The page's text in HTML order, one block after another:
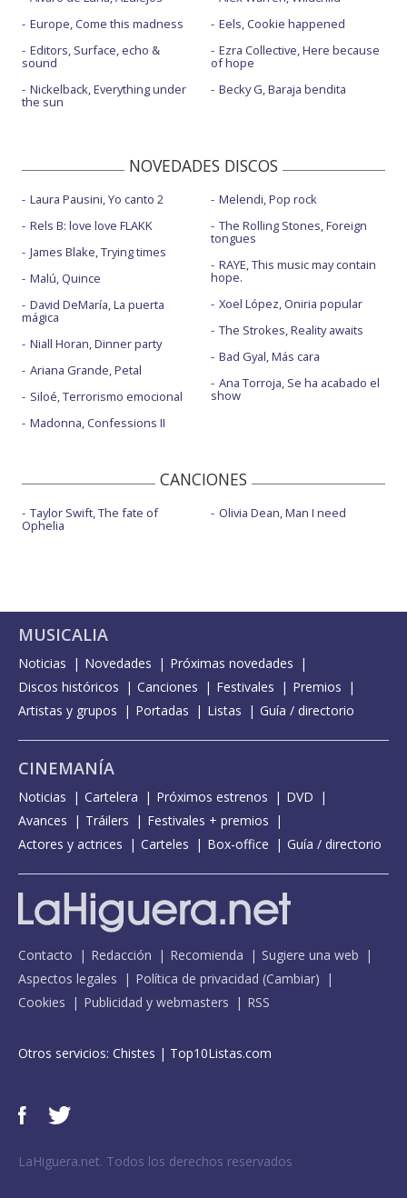
Europe, Come this madness
Editors, Surface, echo &
sound
Nickelback, Everything under
the sun
Eels, Cookie happened
Ezra Collective, Here because
of hope
Becky G, Baraja bendita
NOVEDADES DISCOS
Laura Pausini, Yo canto 2
Rels B: love love FLAKK
James Blake, Trying times
Malú, Quince
David DeMaría, La puerta
mágica
Niall Horan, Dinner party
Ariana Grande, Petal
Siloé, Terrorismo emocional
Madonna, Confessions II
Melendi, Pop rock
The Rolling Stones, Foreign
tongues
RAYE, This music may contain
hope.
Xoel López, Oniria popular
The Strokes, Reality awaits
Bad Gyal, Más cara
Ana Torroja, Se ha acabado el
show
CANCIONES
Taylor Swift, The fate of
Ophelia
Olivia Dean, Man I need
MUSICALIA
Noticias Novedades
Próximas novedades
Discos históricos
Canciones Festivales
Premios
Artistas y grupos
Portadas Listas Guía / directorio
CINEMANÍA
Noticias Cartelera Próximos estrenos
DVD
Avances
Tráilers
Festivales + premios
Actores y actrices
Carteles Box-office Guía / directorio
Contacto Redacción Recomienda
Sugiere una web
Aspectos legales
Política de privacidad (Cambiar)
Cookies
Publicidad y webmasters RSS
Otros servicios: Chistes | Top10Listas.com
LaHiguera.net. Todos los derechos reservados